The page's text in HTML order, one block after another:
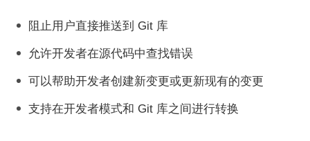
阻止用户直接推送到 Git 库
允许开发者在源代码中查找错误
可以帮助开发者创建新变更或更新现有的变更
支持在开发者模式和 Git 库之间进行转换